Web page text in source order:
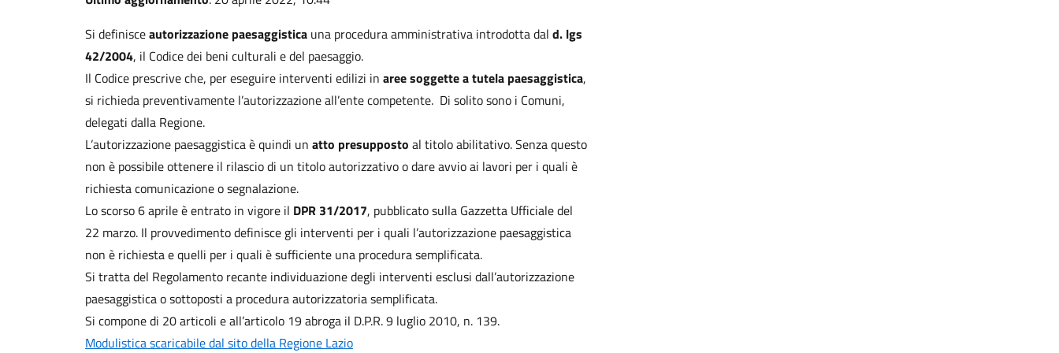
Si definisceautorizzazione paesaggistica una procedura amministrativa introdotta dal d. lgs
42/2004, il Codice dei beni culturali e del paesaggio.
Il Codice prescrive che, per eseguire interventi edilizi in aree soggette a tutela paesaggistica,
si richieda preventivamente l’autorizzazione all’ente competente. Di solito sono i Comuni,
delegati dalla Regione.
L’autorizzazione paesaggistica è quindi un atto presupposto al titolo abilitativo. Senza questo
non è possibile ottenere il rilascio di un titolo autorizzativo o dare avvio ai lavori per i quali è
richiesta comunicazione o segnalazione.
Lo scorso 6 aprile è entrato in vigore il DPR 31/2017, pubblicato sulla Gazzetta Ufficiale del
22 marzo. Il provvedimento definisce gli interventi per i quali l’autorizzazione paesaggistica
non è richiesta e quelli per i quali è sufficiente una procedura semplificata.
Si tratta del Regolamento recante individuazione degli interventi esclusi dall’autorizzazione
paesaggistica o sottoposti a procedura autorizzatoria semplificata.
Si compone di 20 articoli e all’articolo 19 abroga il D.P.R. 9 luglio 2010, n. 139.
Modulistica scaricabile dal sito della Regione Lazio